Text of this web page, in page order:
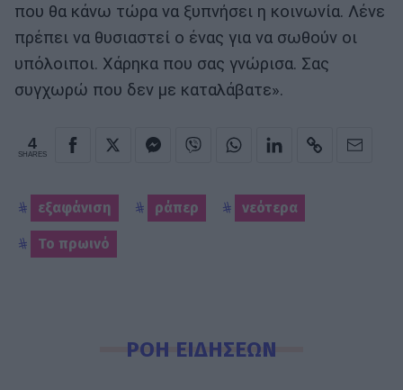
που θα κάνω τώρα να ξυπνήσει η κοινωνία. Λένε
πρέπει να θυσιαστεί ο ένας για να σωθούν οι
υπόλοιποι. Χάρηκα που σας γνώρισα. Σας
συγχωρώ που δεν με καταλάβατε».
4
SHARES
εξαφάνιση ράπερ νεότερα
Το πρωινό
ΡΟΗ ΕΙΔΗΣΕΩΝ